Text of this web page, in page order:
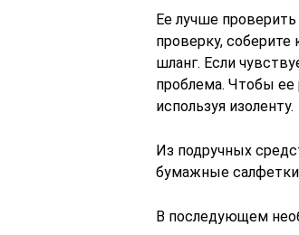
Ее лучше
проверку, соберите
шланг. Если
проблема. Чтобы ее
используя изоленту.
Из подручных
бумажные
В последующем